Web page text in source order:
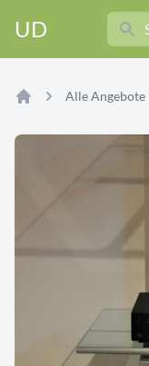
UD
Search
Alle Angebote